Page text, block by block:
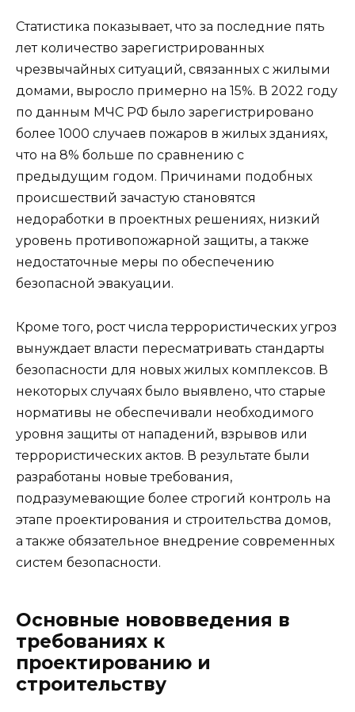
Статистика показывает, что за последние пять
лет количество зарегистрированных
чрезвычайных ситуаций, связанных с жилыми
домами, выросло примерно на 15%. В 2022 году
по данным МЧС РФ было зарегистрировано
более 1000 случаев пожаров в жилых зданиях,
что на 8% больше по сравнению с
предыдущим годом. Причинами подобных
происшествий зачастую становятся
недоработки в проектных решениях, низкий
уровень противопожарной защиты, а также
недостаточные меры по обеспечению
безопасной эвакуации.
Кроме того, рост числа террористических угроз
вынуждает власти пересматривать стандарты
безопасности для новых жилых комплексов. В
некоторых случаях было выявлено, что старые
нормативы не обеспечивали необходимого
уровня защиты от нападений, взрывов или
террористических актов. В результате были
разработаны новые требования,
подразумевающие более строгий контроль на
этапе проектирования и строительства домов,
а также обязательное внедрение современных
систем безопасности.
Основные нововведения в
требованиях к
проектированию и
строительству